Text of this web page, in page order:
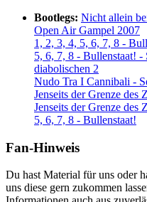
Bootlegs: Nicht allein
Open Air Gampel 2007
1, 2, 3, 4, 5, 6, 7, 8 -
5, 6, 7, 8 - Bullenstaat!
diabolischen 2
Nudo Tra I Cannibali -
Jenseits der Grenze des
Jenseits der Grenze des
5, 6, 7, 8 - Bullenstaat!
Fan-Hinweis
Du hast Material für uns oder
uns diese gern zukommen